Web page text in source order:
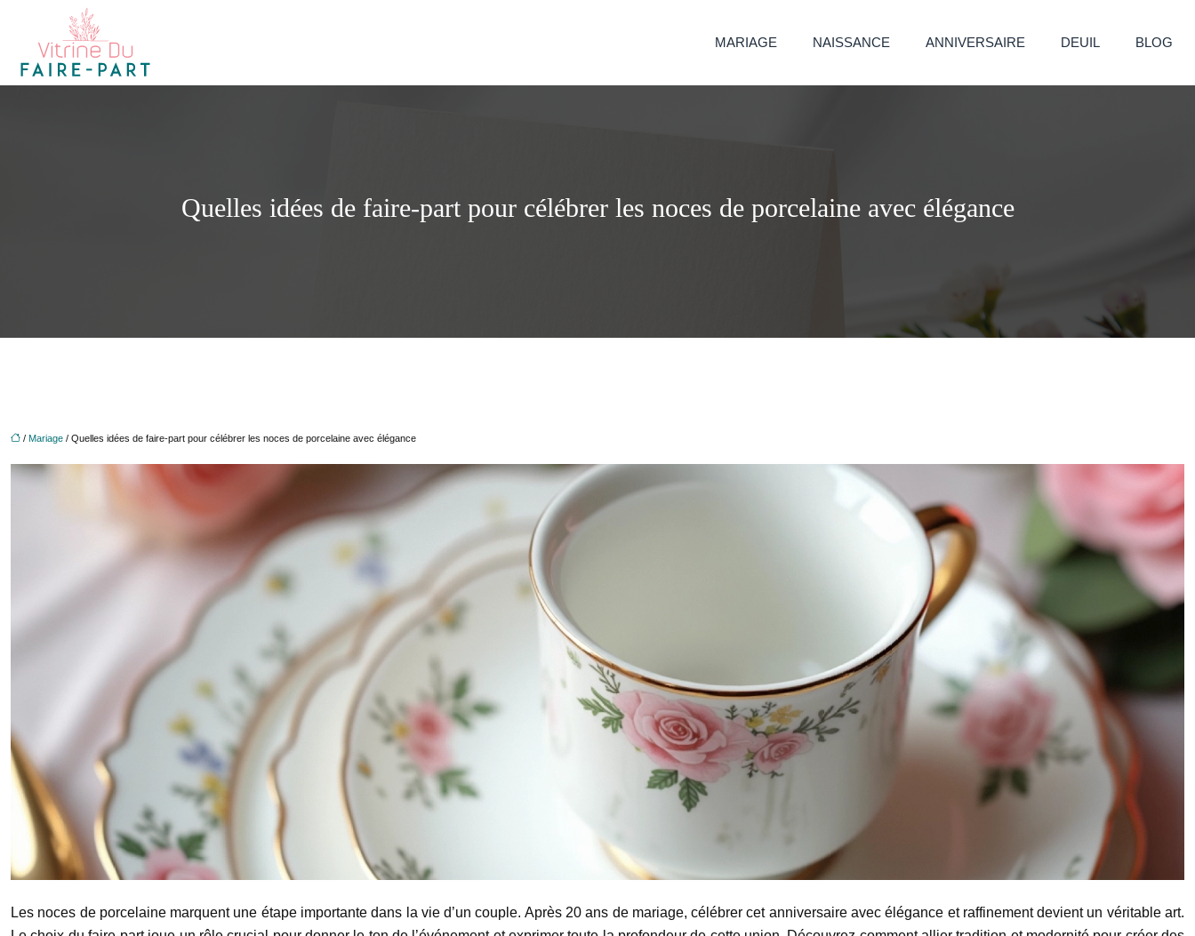
MARIAGE NAISSANCE ANNIVERSAIRE DEUIL BLOG
Quelles idées de faire-part pour célébrer les noces de porcelaine avec élégance
/ Mariage / Quelles idées de faire-part pour célébrer les noces de porcelaine avec élégance
Les noces de porcelaine marquent une étape importante dans la vie d’un couple. Après 20 ans de mariage, célébrer cet anniversaire avec élégance et raffinement devient un véritable art.